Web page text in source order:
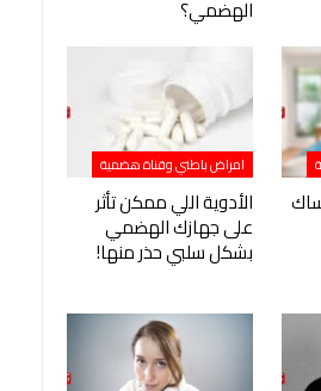
الهضمي؟
امراض باطني وقناة هضمية
الأدوية اللي ممكن تأثر
على جهازك الهضمي
بشكل سلبي حذر منها!